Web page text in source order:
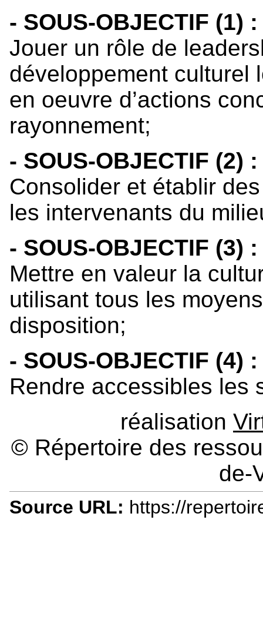
- SOUS-OBJECTIF (1) :
Jouer un rôle de
développement culturel
en oeuvre d’actions
rayonnement;
- SOUS-OBJECTIF (2) :
Consolider et établir
les intervenants du
- SOUS-OBJECTIF (3) :
Mettre en valeur la
utilisant tous les
disposition;
- SOUS-OBJECTIF (4) :
Rendre accessibles les
réalisation
© Répertoire des
de-
Source URL: https://